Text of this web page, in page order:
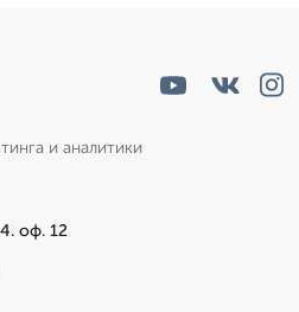
и аналитики
оф. 12